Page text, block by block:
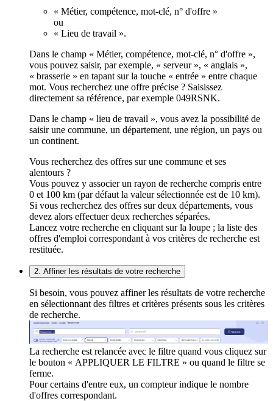
« Métier, compétence, mot-clé, n° d'offre »
ou
« Lieu de travail ».
Dans le champ « Métier, compétence, mot-clé, n° d'offre »,
vous pouvez saisir, par exemple, « serveur », « anglais »,
« brasserie » en tapant sur la touche « entrée » entre chaque
mot. Vous recherchez une offre précise ? Saisissez
directement sa référence, par exemple 049RSNK.
Dans le champ « lieu de travail », vous avez la possibilité de
saisir une commune, un département, une région, un pays ou
un continent.
Vous recherchez des offres sur une commune et ses
alentours ?
Vous pouvez y associer un rayon de recherche compris entre
0 et 100 km (par défaut la valeur sélectionnée est de 10 km).
Si vous recherchez des offres sur deux départements, vous
devez alors effectuer deux recherches séparées.
Lancez votre recherche en cliquant sur la loupe ; la liste des
offres d'emploi correspondant à vos critères de recherche est
restituée.
2. Affiner les résultats de votre recherche
Si besoin, vous pouvez affiner les résultats de votre recherche
en sélectionnant des filtres et critères présents sous les critères
de recherche.
La recherche est relancée avec le filtre quand vous cliquez sur
le bouton « APPLIQUER LE FILTRE » ou quand le filtre se
ferme.
Pour certains d'entre eux, un compteur indique le nombre
d'offres correspondant.